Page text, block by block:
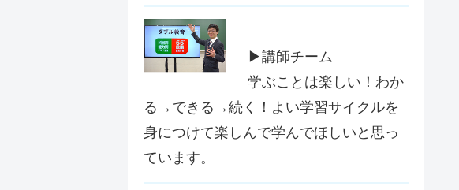
▶講師チーム
学ぶことは楽しい！わか
る→できる→続く！よい学習サイクルを
身につけて楽しんで学んでほしいと思っ
ています。